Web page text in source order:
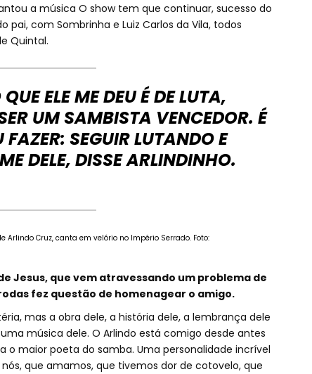
a música O show tem que continuar, sucesso do
pai, com Sombrinha e Luiz Carlos da Vila, todos
Quintal.
ELE ME DEU É DE LUTA,
UM SAMBISTA VENCEDOR. É
SEGUIR LUTANDO E
DELE, DISSE ARLINDINHO.
Cruz, canta em velório no Império Serrado. Foto:
Jesus, que vem atravessando um problema de
fez questão de homenagear o amigo.
mas a obra dele, a história dele, a lembrança dele
música dele. O Arlindo está comigo desde antes
o maior poeta do samba. Uma personalidade incrível
que amamos, que tivemos dor de cotovelo, que